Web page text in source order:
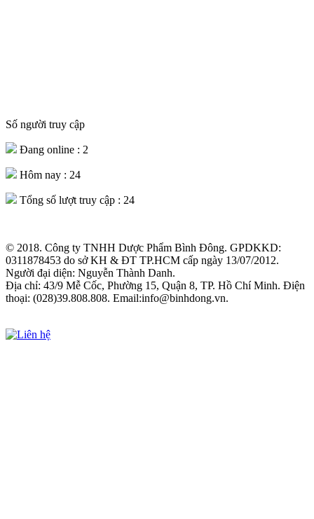
Số người truy cập
Đang online : 2
Hôm nay : 24
Tổng số lượt truy cập : 24
© 2018. Công ty TNHH Dược Phẩm Bình Đông. GPDKKD:
0311878453 do sở KH & ĐT TP.HCM cấp ngày 13/07/2012.
Người đại diện: Nguyễn Thành Danh.
Địa chỉ: 43/9 Mễ Cốc, Phường 15, Quận 8, TP. Hồ Chí Minh. Điện
thoại: (028)39.808.808. Email:info@binhdong.vn.